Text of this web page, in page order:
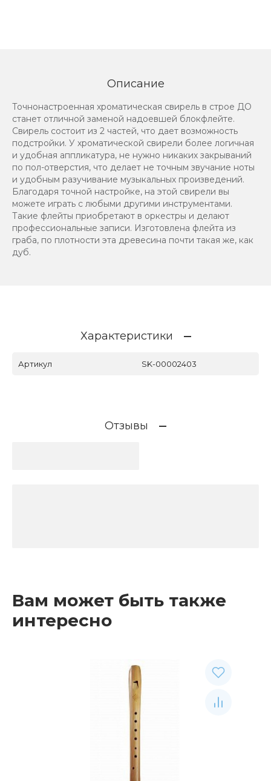
Описание
Точнонастроенная хроматическая свирель в строе ДО
станет отличной заменой надоевшей блокфлейте.
Свирель состоит из 2 частей, что дает возможность
подстройки. У хроматической свирели более логичная
и удобная аппликатура, не нужно никаких закрываний
по пол-отверстия, что делает не точным звучание ноты
и удобным разучивание музыкальных произведений.
Благодаря точной настройке, на этой свирели вы
можете играть с любыми другими инструментами.
Такие флейты приобретают в оркестры и делают
профессиональные записи. Изготовлена флейта из
граба, по плотности эта древесина почти такая же, как
дуб.
Характеристики
Артикул SK-00002403
Отзывы
Вам может быть также
интересно